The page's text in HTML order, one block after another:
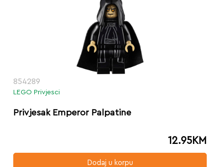
854289
LEGO Privjesci
Privjesak Emperor Palpatine
12.95KM
Dodaj u korpu